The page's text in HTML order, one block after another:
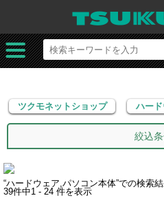
ツクモネットショップ ハードウ
ツクモネットショップ ハー
絞込
“ハードウェア,パソコン本体”での検索
39件中1 - 24 件を表示